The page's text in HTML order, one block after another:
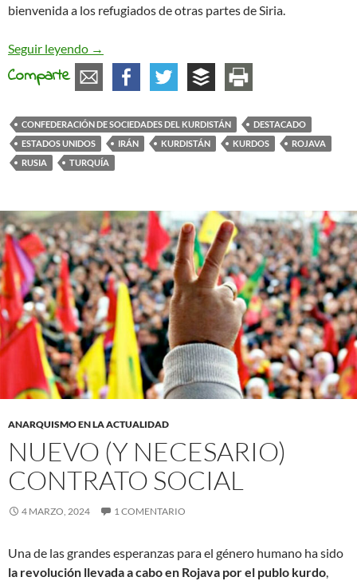
bienvenida a los refugiados de otras partes de Siria.
Seguir leyendo Emergencia en Rojava libre mientras se reaviva
→
Comparte
CONFEDERACIÓN DE SOCIEDADES DEL KURDISTÁN
DESTACADO
ESTADOS UNIDOS
IRÁN KURDISTÁN KURDOS
ROJAVA
RUSIA
TURQUÍA
ANARQUISMO EN LA ACTUALIDAD
NUEVO (Y NECESARIO)
CONTRATO SOCIAL
4 MARZO, 2024 1 COMENTARIO
Una de las grandes esperanzas para el género humano ha sido
la revolución llevada a cabo en Rojava por el publo kurdo,